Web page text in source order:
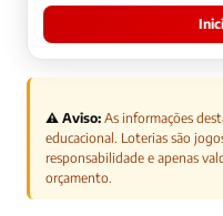
⚠️ Aviso: As informações
educacional. Loterias são
responsabilidade e apenas
orçamento.